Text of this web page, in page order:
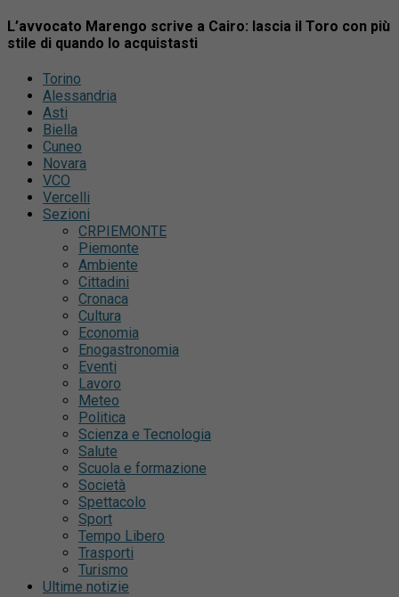
L’avvocato Marengo scrive a Cairo: lascia il Toro con più
stile di quando lo acquistasti
Torino
Alessandria
Asti
Biella
Cuneo
Novara
VCO
Vercelli
Sezioni
CRPIEMONTE
Piemonte
Ambiente
Cittadini
Cronaca
Cultura
Economia
Enogastronomia
Eventi
Lavoro
Meteo
Politica
Scienza e Tecnologia
Salute
Scuola e formazione
Società
Spettacolo
Sport
Tempo Libero
Trasporti
Turismo
Ultime notizie